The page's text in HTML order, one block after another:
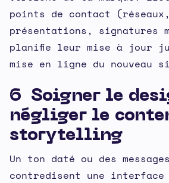
points de contact (réseaux,
présentations, signatures
planifie leur mise à jour
mise en ligne du nouveau
6 Soigner le
négliger le
storytelling
Un ton daté ou des
contredisent une interface